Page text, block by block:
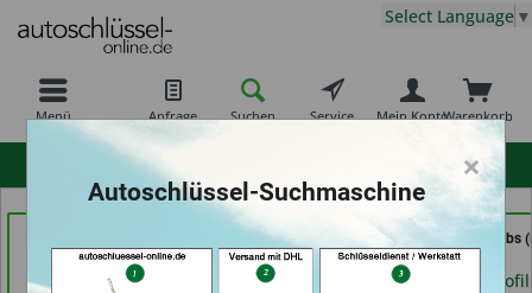
Menü Anfrage Suchen Service Warenkorb
Mein Konto
Select Language ▼
Bremen)
Händlerprofil
Schuh und
Schlüsseldienst Bernd
Schutte im Kaufpark (in
Schlüssel Jacobs
Krefeld)
Händlerprofil
×
Autoschlüssel-Suchmaschine